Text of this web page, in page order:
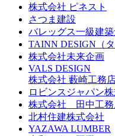
株式会社 ピネスト
さつま建設
バレッグス一級建
TAINN DESIGN（
株式会社未来企画
VALS DESIGN
株式会社 藪崎工務
ロビンスジャパン
株式会社 田中工務
北村住建株式会社
YAZAWA LUMBER